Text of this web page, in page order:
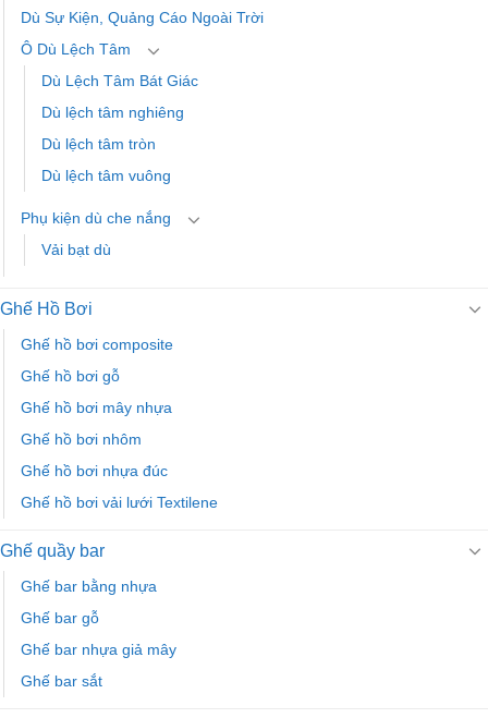
Dù Sự Kiện, Quảng Cáo Ngoài Trời
Ô Dù Lệch Tâm
Dù Lệch Tâm Bát Giác
Dù lệch tâm nghiêng
Dù lệch tâm tròn
Dù lệch tâm vuông
Phụ kiện dù che nắng
Vải bạt dù
Ghế Hồ Bơi
Ghế hồ bơi composite
Ghế hồ bơi gỗ
Ghế hồ bơi mây nhựa
Ghế hồ bơi nhôm
Ghế hồ bơi nhựa đúc
Ghế hồ bơi vải lưới Textilene
Ghế quầy bar
Ghế bar bằng nhựa
Ghế bar gỗ
Ghế bar nhựa giả mây
Ghế bar sắt